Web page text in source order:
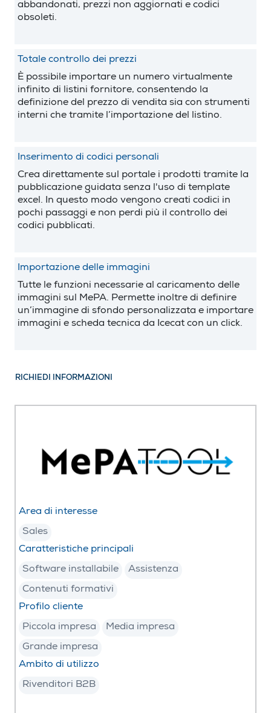
abbandonati, prezzi non aggiornati e codici
obsoleti.
Totale controllo dei prezzi
È possibile importare un numero virtualmente
infinito di listini fornitore, consentendo la
definizione del prezzo di vendita sia con strumenti
interni che tramite l’importazione del listino.
Inserimento di codici personali
Crea direttamente sul portale i prodotti tramite la
pubblicazione guidata senza l'uso di template
excel. In questo modo vengono creati codici in
pochi passaggi e non perdi più il controllo dei
codici pubblicati.
Importazione delle immagini
Tutte le funzioni necessarie al caricamento delle
immagini sul MePA. Permette inoltre di definire
un’immagine di sfondo personalizzata e importare
immagini e scheda tecnica da Icecat con un click.
RICHIEDI INFORMAZIONI
Area di interesse
Sales
Caratteristiche principali
Software installabile Assistenza
Contenuti formativi
Profilo cliente
Piccola impresa Media impresa
Grande impresa
Ambito di utilizzo
Rivenditori B2B